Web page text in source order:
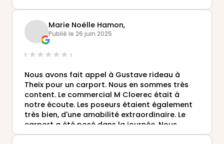
RousseauMarie Noëlle Hamon,
Publié le 26 juin 2025
Nous avons fait appel à Gustave rideau à
Theix pour un carport. Nous en sommes très
content. Le commercial M Cloerec était à
notre écoute. Les poseurs étaient également
très bien, d'une amabilité extraordinaire. Le
carport a été posé dans la journée. Nous
recommandons cette agence.